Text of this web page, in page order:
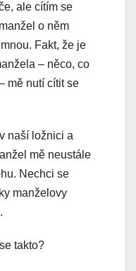
ale cítím se
o něm
Fakt, že je
– něco, co
mě nutí cítit se
naší ložnici a
mě neustále
Nechci se
manželovy
takto?